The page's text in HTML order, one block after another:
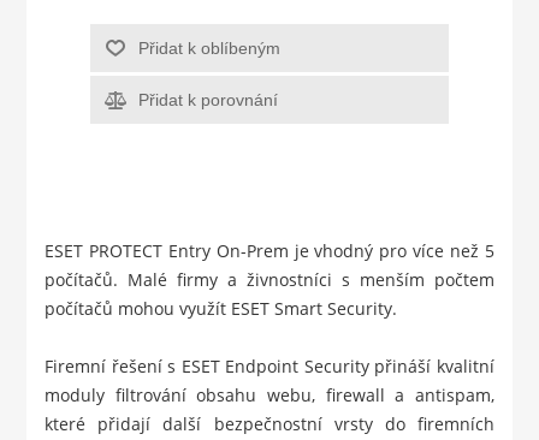
Přidat k oblíbeným
Přidat k porovnání
ESET PROTECT Entry On-Prem je vhodný pro více než 5
počítačů. Malé firmy a živnostníci s menším počtem
počítačů mohou využít ESET Smart Security.
Firemní řešení s ESET Endpoint Security přináší kvalitní
moduly filtrování obsahu webu, firewall a antispam,
které přidají další bezpečnostní vrsty do firemních